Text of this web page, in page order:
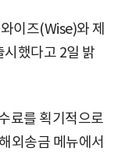
이즈(Wise)와 제
했다고 2일 밝
료를 획기적으로
외송금 메뉴에서